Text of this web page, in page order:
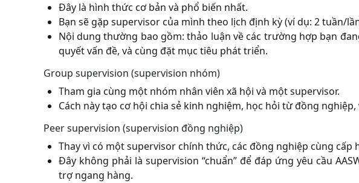
Đây là hình thức cơ bản và phổ biến nhất.
Bạn sẽ gặp supervisor của mình theo lịch định kỳ (ví dụ: 2 tuần/
Nội dung thường bao gồm: thảo luận về các trường hợp bạn
quyết vấn đề, và cùng đặt mục tiêu phát triển.
Group supervision (supervision nhóm)
Tham gia cùng một nhóm nhân viên xã hội và một supervisor.
Cách này tạo cơ hội chia sẻ kinh nghiệm, học hỏi từ đồng
Peer supervision (supervision đồng nghiệp)
Thay vì có một supervisor chính thức, các đồng nghiệp cùng cấp
Đây không phải là supervision “chuẩn” để đáp ứng yêu cầu
trợ ngang hàng.